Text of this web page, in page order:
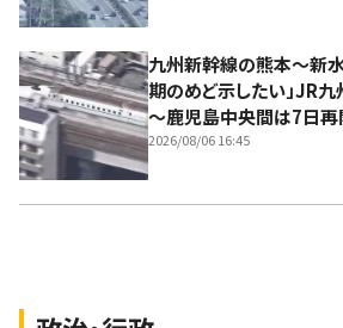
九州新幹線の熊本～新
期のめど示したい」JR
～鹿児島中央間は7日再
2026/08/06 16:45